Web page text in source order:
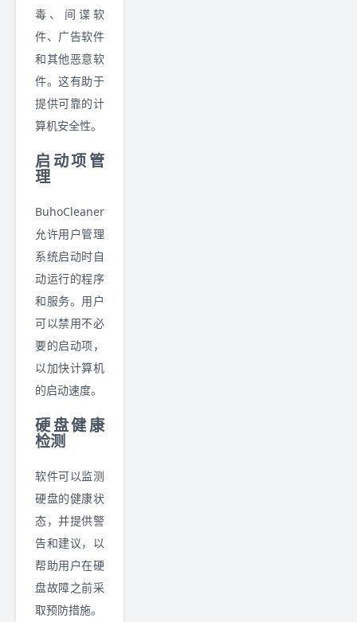
毒、间谍软
件、广告软件
和其他恶意软
件。这有助于
提供可靠的计
算机安全性。
启动项管
理
BuhoCleaner
允许用户管理
系统启动时自
动运行的程序
和服务。用户
可以禁用不必
要的启动项，
以加快计算机
的启动速度。
硬盘健康
检测
软件可以监测
硬盘的健康状
态，并提供警
告和建议，以
帮助用户在硬
盘故障之前采
取预防措施。